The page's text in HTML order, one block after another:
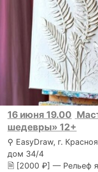
16 июня 19.00
шедевры» 12+
⚲ EasyDraw, г.
дом 34/4
🗎 [2000 ₽] — Рельеф